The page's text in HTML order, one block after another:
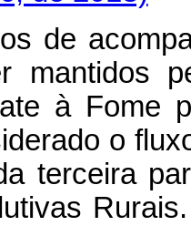
de
mantidos
à Fome
o
terceira